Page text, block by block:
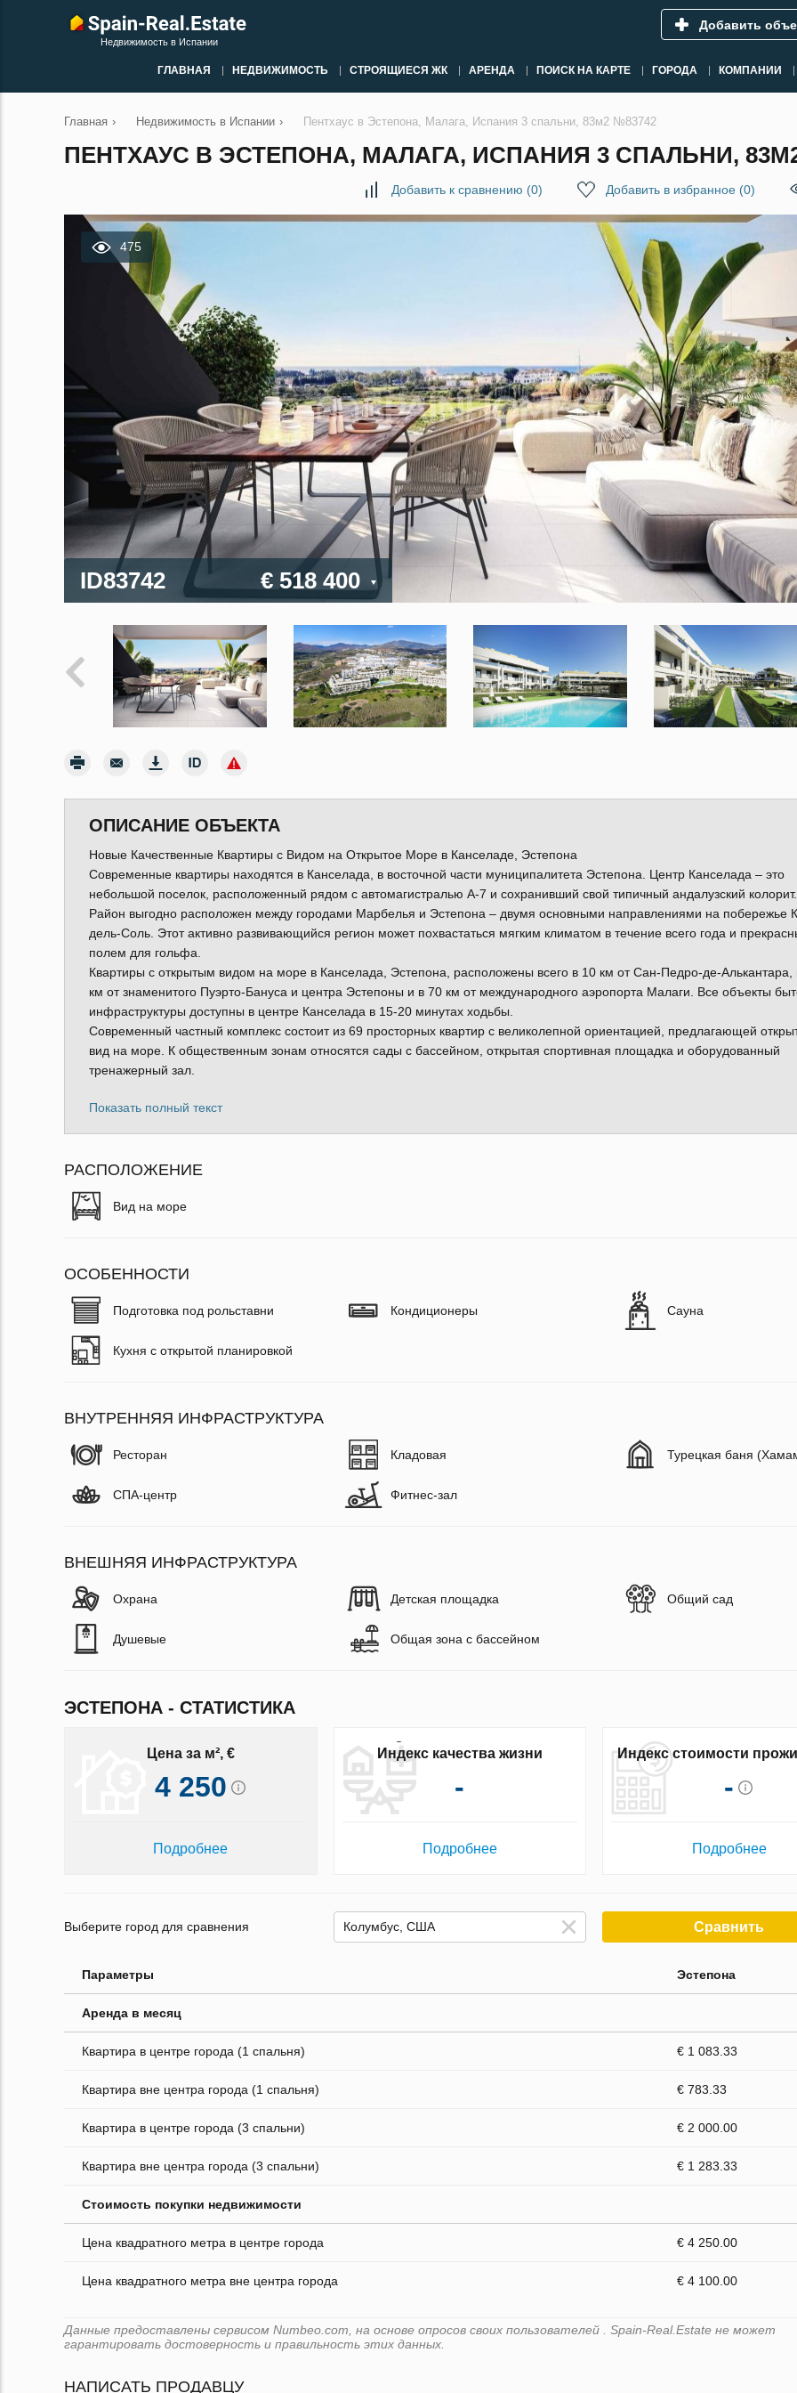
Недвижимость в Испании
Добавить
ГЛАВНАЯ НЕДВИЖИМОСТЬ СТРОЯЩИЕСЯ ЖК АРЕНДА ПОИСК НА КАРТЕ ГОРОДА КОМПАНИИ
Главная › Недвижимость в Испании › Пентхаус в Эстепона, Малага, Испания 3 спальни, 83м2 №83742
ПЕНТХАУС В ЭСТЕПОНА, МАЛАГА, ИСПАНИЯ 3 СПАЛЬНИ,
Добавить к сравнению (0) Добавить в избранное (0)
475
ID83742 € 518 400
ОПИСАНИЕ ОБЪЕКТА
Новые Качественные Квартиры с Видом на Открытое Море в Канселаде, Эстепона
Современные квартиры находятся в Канселада, в восточной части муниципалитета Эстепона. Центр Канселада – это
небольшой поселок, расположенный рядом с автомагистралью A-7 и сохранивший свой типичный андалузский колорит.
Район выгодно расположен между городами Марбелья и Эстепона – двумя основными направлениями на побережье
дель-Соль. Этот активно развивающийся регион может похвастаться мягким климатом в течение всего года и
полем для гольфа.
Квартиры с открытым видом на море в Канселада, Эстепона, расположены всего в 10 км от Сан-Педро-де-Алькантара,
км от знаменитого Пуэрто-Бануса и центра Эстепоны и в 70 км от международного аэропорта Малаги. Все объекты
инфраструктуры доступны в центре Канселада в 15-20 минутах ходьбы.
Современный частный комплекс состоит из 69 просторных квартир с великолепной ориентацией, предлагающей
вид на море. К общественным зонам относятся сады с бассейном, открытая спортивная площадка и оборудованный
тренажерный зал.
Показать полный текст
РАСПОЛОЖЕНИЕ
Вид на море
ОСОБЕННОСТИ
Подготовка под рольставни Кондиционеры Сауна
Кухня с открытой планировкой
ВНУТРЕННЯЯ ИНФРАСТРУКТУРА
Ресторан Кладовая Турецкая баня
СПА-центр Фитнес-зал
ВНЕШНЯЯ ИНФРАСТРУКТУРА
Охрана Детская площадка Общий сад
Душевые Общая зона с бассейном
ЭСТЕПОНА - СТАТИСТИКА
Цена за м², €
4 250
Подробнее
Индекс качества жизни
-
Подробнее
Индекс стоимости
-
Подробнее
Выберите город для сравнения Сравнить
Параметры Эстепона
Аренда в месяц
Квартира в центре города (1 спальня) € 1 083.33
Квартира вне центра города (1 спальня) € 783.33
Квартира в центре города (3 спальни) € 2 000.00
Квартира вне центра города (3 спальни) € 1 283.33
Стоимость покупки недвижимости
Цена квадратного метра в центре города € 4 250.00
Цена квадратного метра вне центра города € 4 100.00
Данные предоставлены сервисом Numbeo.com, на основе опросов своих пользователей . Spain-Real.Estate не может
гарантировать достоверность и правильность этих данных.
НАПИСАТЬ ПРОДАВЦУ